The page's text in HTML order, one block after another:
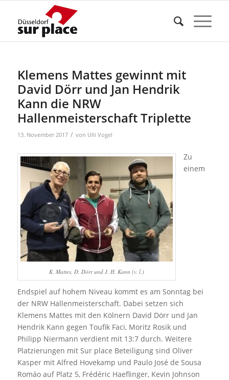
Klemens Mattes gewinnt mit
David Dörr und Jan Hendrik
Kann die NRW
Hallenmeisterschaft Triplette
13. November 2017 / von Ulli Vogel
K. Mattes, D. Dörr und J. H. Kann (v. l.)
Zu
einem
Endspiel auf hohem Niveau kommt es am Sonntag bei
der NRW Hallenmeisterschaft. Dabei setzen sich
Klemens Mattes mit den Kölnern David Dörr und Jan
Hendrik Kann gegen Toufik Faci, Moritz Rosik und
Philipp Niermann verdient mit 13:7 durch. Weitere
Platzierungen mit Sur place Beteiligung sind Oliver
Kasper mit Alfred Hovekamp und Paulo José de Sousa
Romáo auf Platz 5, Frédéric Haeflinger, Kevin Johnson